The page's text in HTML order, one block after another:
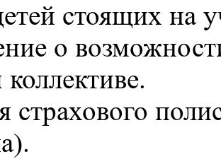
стоящих на
о
страхового